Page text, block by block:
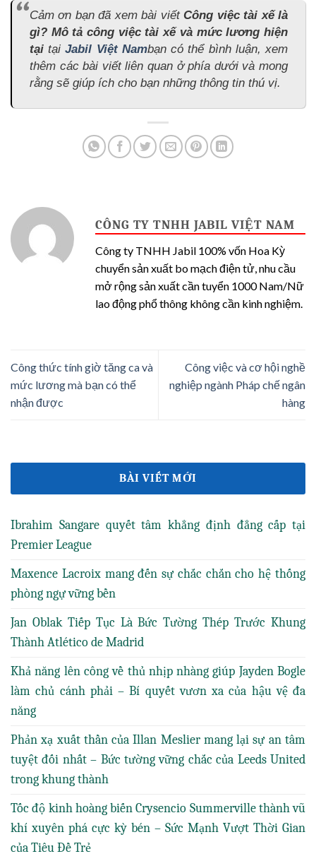
Cảm ơn bạn đã xem bài viếtCông việc tài xế là
gì? Mô tả công việc tài xế và mức lương hiện
tại tạiJabil Việt Nambạn có thể bình luận, xem
thêm các bài viết liên quan ở phía dưới và mong
rằng sẽ giúp ích cho bạn những thông tin thú vị.
CÔNG TY TNHH JABIL VIỆT NAM
Công ty TNHH Jabil 100% vốn Hoa Kỳ
chuyển sản xuất bo mạch điện tử, nhu cầu
mở rộng sản xuất cần tuyển 1000 Nam/Nữ
lao động phổ thông không cần kinh nghiệm.
Công thức tính giờ tăng ca và
mức lương mà bạn có thể
nhận được
Công việc và cơ hội nghề
nghiệp ngành Pháp chế ngân
hàng
BÀI VIẾT MỚI
Ibrahim Sangare quyết tâm khẳng định đẳng cấp tại
Premier League
Maxence Lacroix mang đến sự chắc chắn cho hệ thống
phòng ngự vững bền
Jan Oblak Tiếp Tục Là Bức Tường Thép Trước Khung
Thành Atlético de Madrid
Khả năng lên công về thủ nhịp nhàng giúp Jayden Bogle
làm chủ cánh phải – Bí quyết vươn xa của hậu vệ đa
năng
Phản xạ xuất thần của Illan Meslier mang lại sự an tâm
tuyệt đối nhất – Bức tường vững chắc của Leeds United
trong khung thành
Tốc độ kinh hoàng biến Crysencio Summerville thành vũ
khí xuyên phá cực kỳ bén – Sức Mạnh Vượt Thời Gian
của Tiêu Đề Trẻ